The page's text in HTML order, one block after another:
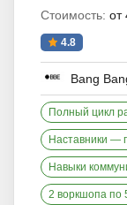
Стоимость: от
4.8
Bang
Полный цикл
Наставники —
Навыки
2 воркшопа по